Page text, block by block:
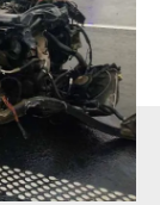
z roweru.
Ciało